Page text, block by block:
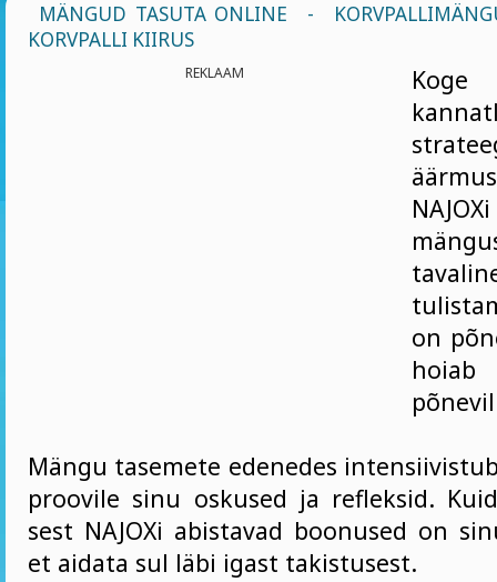
MÄNGUD TASUTA ONLINE -
KORVPALLI KIIRUS
REKLAAM
on
hoiab
Mängu tasemete edenedes
proovile sinu oskused ja refleksid.
sest NAJOXi abistavad boonused on
et aidata sul läbi igast takistusest.